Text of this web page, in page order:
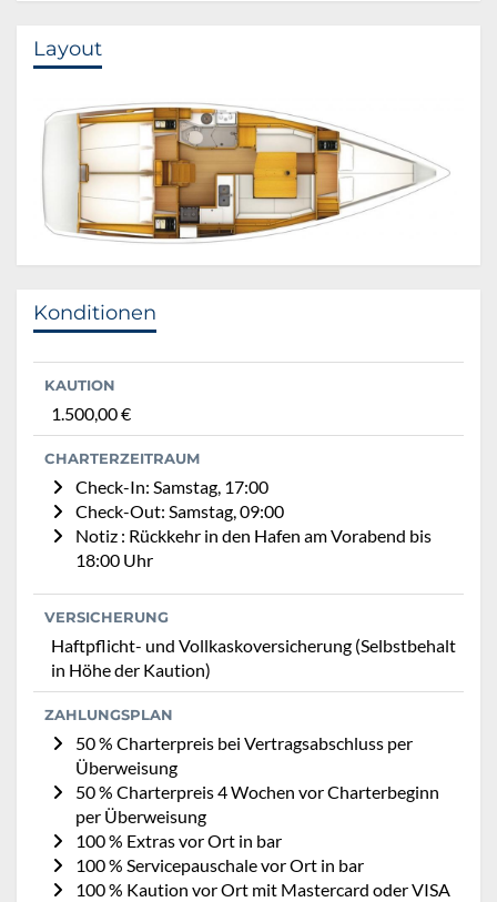
Layout
Konditionen
KAUTION
1.500,00 €
CHARTERZEITRAUM
Check-In: Samstag, 17:00
Check-Out: Samstag, 09:00
Notiz : Rückkehr in den Hafen am Vorabend bis
18:00 Uhr
VERSICHERUNG
Haftpflicht- und Vollkaskoversicherung (Selbstbehalt
in Höhe der Kaution)
ZAHLUNGSPLAN
50 % Charterpreis bei Vertragsabschluss per
Überweisung
50 % Charterpreis 4 Wochen vor Charterbeginn
per Überweisung
100 % Extras vor Ort in bar
100 % Servicepauschale vor Ort in bar
100 % Kaution vor Ort mit Mastercard oder VISA